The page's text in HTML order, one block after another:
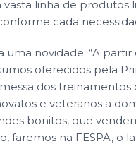
linha de produtos
cada
uma novidade: “A
oferecidos pela
dos treinamentos
e veteranos a
bonitos, que
faremos na FESPA,